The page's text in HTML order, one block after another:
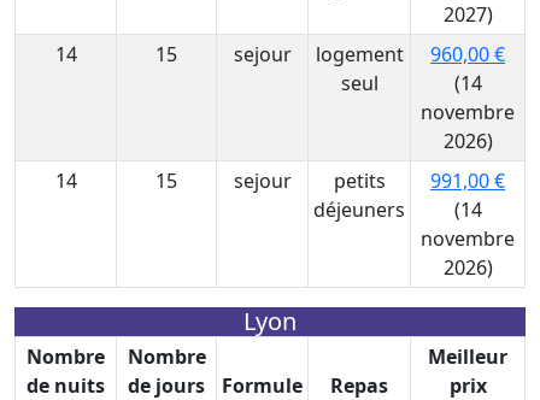
2027)
14
15 sejour
logement
seul
960,00 €
(14
novembre
2026)
14
15 sejour
petits
déjeuners
991,00 €
(14
novembre
2026)
Lyon
Nombre
de nuits
Nombre
de jours
Formule Repas
Meilleur
prix